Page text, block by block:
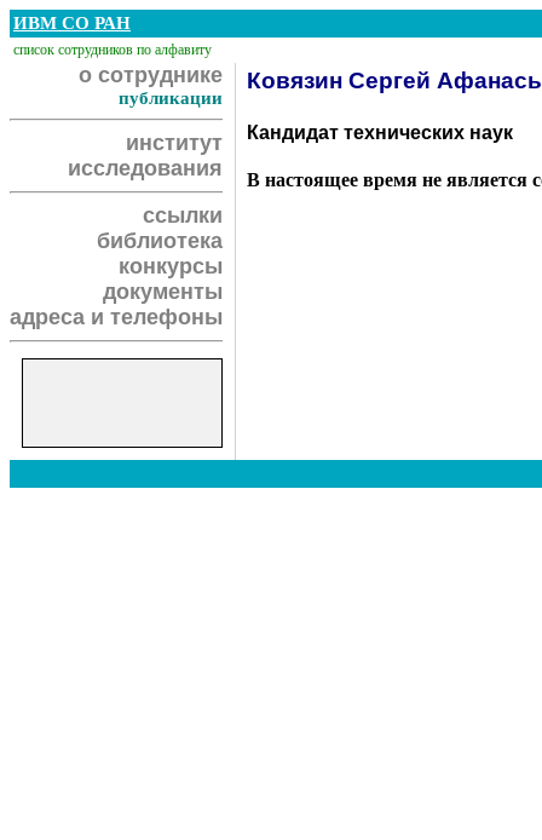
ИВМ СО РАН
список сотрудников по алфавиту
о сотруднике
публикации
институт
исследования
ссылки
библиотека
конкурсы
документы
адреса и телефоны
Ковязин Сергей
Кандидат технических наук
В настоящее время не является